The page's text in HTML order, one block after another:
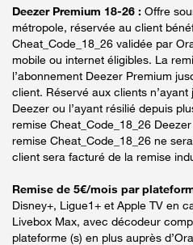
Deezer Premium 18-26 : Offre
métropole, réservée au client
Cheat_Code_18_26 validée par
mobile ou internet éligibles. La
l’abonnement Deezer Premium
client. Réservé aux clients
Deezer ou l’ayant résilié depuis
remise Cheat_Code_18_26
remise Cheat_Code_18_26 ne
client sera facturé de la remise
Remise de 5€/mois par
Disney+, Ligue1+ et Apple TV en
Livebox Max, avec décodeur
plateforme (s) en plus auprès